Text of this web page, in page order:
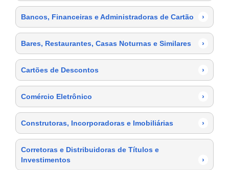
Bancos, Financeiras e Administradoras de Cartão ›
Bares, Restaurantes, Casas Noturnas e Similares ›
Cartões de Descontos ›
Comércio Eletrônico ›
Construtoras, Incorporadoras e Imobiliárias ›
Corretoras e Distribuidoras de Títulos e
Investimentos
›